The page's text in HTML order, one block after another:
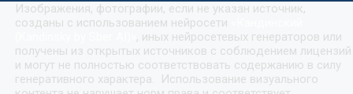
Изображения, фотографии, если не указан источник,
созданы с использованием нейросети
, иных нейросетевых генераторов или
получены из открытых источников с соблюдением лицензий
и могут не полностью соответствовать содержанию в силу
генеративного характера. Использование визуального